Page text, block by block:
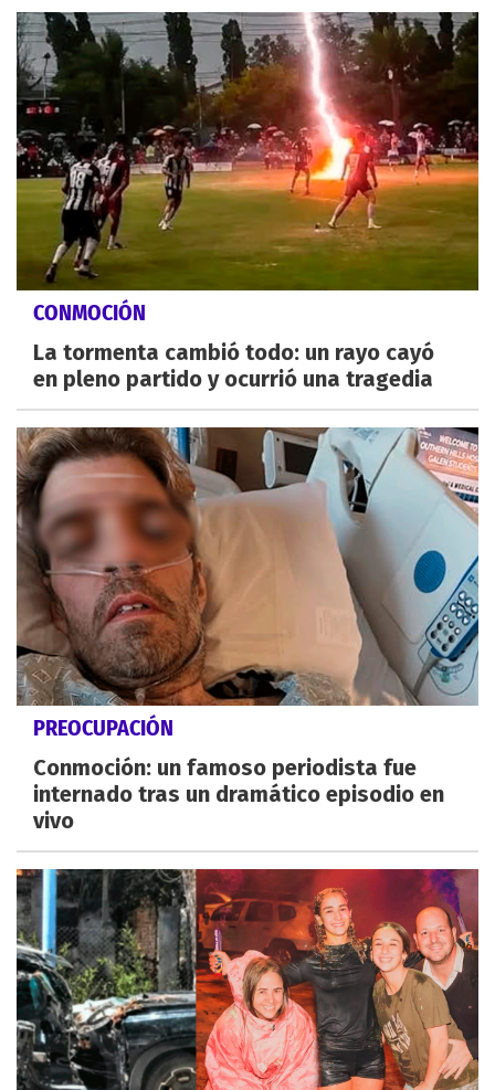
CONMOCIÓN
La tormenta cambió todo: un rayo cayó
en pleno partido y ocurrió una tragedia
PREOCUPACIÓN
Conmoción: un famoso periodista fue
internado tras un dramático episodio en
vivo